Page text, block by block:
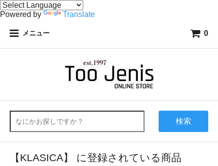
Powered by Translate
メニュー 0
検索
【KLASICA】 に登録されている商品